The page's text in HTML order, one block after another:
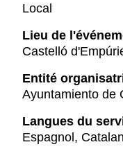
Local
Lieu de
Castelló
Entité
Ayuntamiento de
Langues du
Espagnol, Catalan